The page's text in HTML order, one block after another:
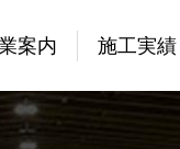
案内 施工実績